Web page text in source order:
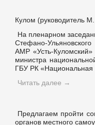
Кулом (руководитель
На пленарном
Стефано-
АМР «Усть-Куломский»
министра
ГБУ РК «Национальная
Читать далее →
Предлагаем пройти
органов местного